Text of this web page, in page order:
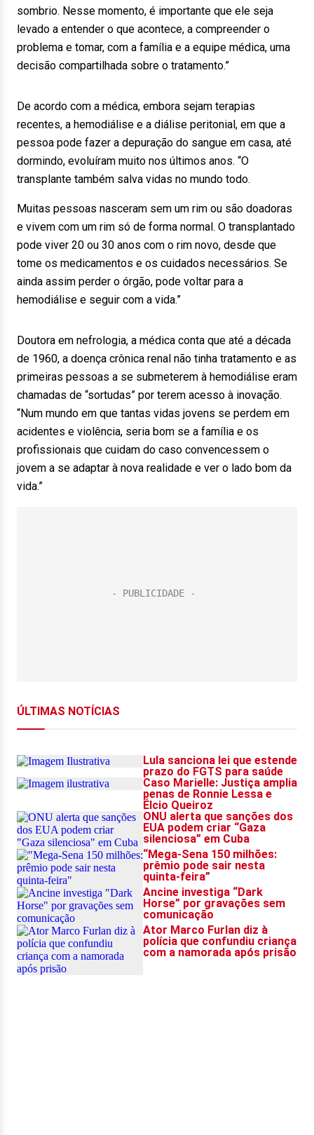
sombrio. Nesse momento, é importante que ele seja
levado a entender o que acontece, a compreender o
problema e tomar, com a família e a equipe médica, uma
decisão compartilhada sobre o tratamento.”
De acordo com a médica, embora sejam terapias
recentes, a hemodiálise e a diálise peritonial, em que a
pessoa pode fazer a depuração do sangue em casa, até
dormindo, evoluíram muito nos últimos anos. “O
transplante também salva vidas no mundo todo.
Muitas pessoas nasceram sem um rim ou são doadoras
e vivem com um rim só de forma normal. O transplantado
pode viver 20 ou 30 anos com o rim novo, desde que
tome os medicamentos e os cuidados necessários. Se
ainda assim perder o órgão, pode voltar para a
hemodiálise e seguir com a vida.”
Doutora em nefrologia, a médica conta que até a década
de 1960, a doença crônica renal não tinha tratamento e as
primeiras pessoas a se submeterem à hemodiálise eram
chamadas de “sortudas” por terem acesso à inovação.
“Num mundo em que tantas vidas jovens se perdem em
acidentes e violência, seria bom se a família e os
profissionais que cuidam do caso convencessem o
jovem a se adaptar à nova realidade e ver o lado bom da
vida.”